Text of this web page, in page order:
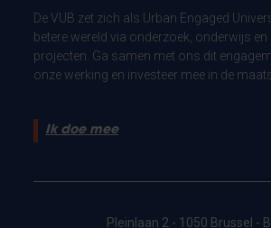
De VUB zet zich als Urban Engaged
betere wereld via onderzoek, onderwijs
projecten. Ga samen met ons dit
onze werking en investeer mee in de
Ik doe mee
Pleinlaan 2 - 1050 Brussel -